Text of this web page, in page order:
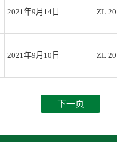
2021年9月14日 ZL
2021年9月10日 ZL
下一页